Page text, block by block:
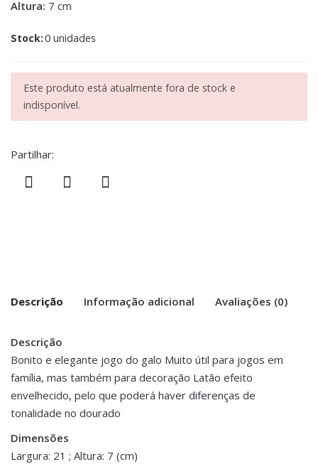
Altura: 7 cm
Stock:0 unidades
Este produto está atualmente fora de stock e
indisponível.
Partilhar:
Descrição Informação adicional Avaliações (0)
Descrição
Bonito e elegante jogo do galo Muito útil para jogos em
família, mas também para decoração Latão efeito
envelhecido, pelo que poderá haver diferenças de
tonalidade no dourado
Dimensões
Largura: 21 ; Altura: 7 (cm)
Dimensões 21 × 21 × 7 cm
There are no reviews yet.
Be the first to review “Jogo do Galo Osso
e Manga – Preto”